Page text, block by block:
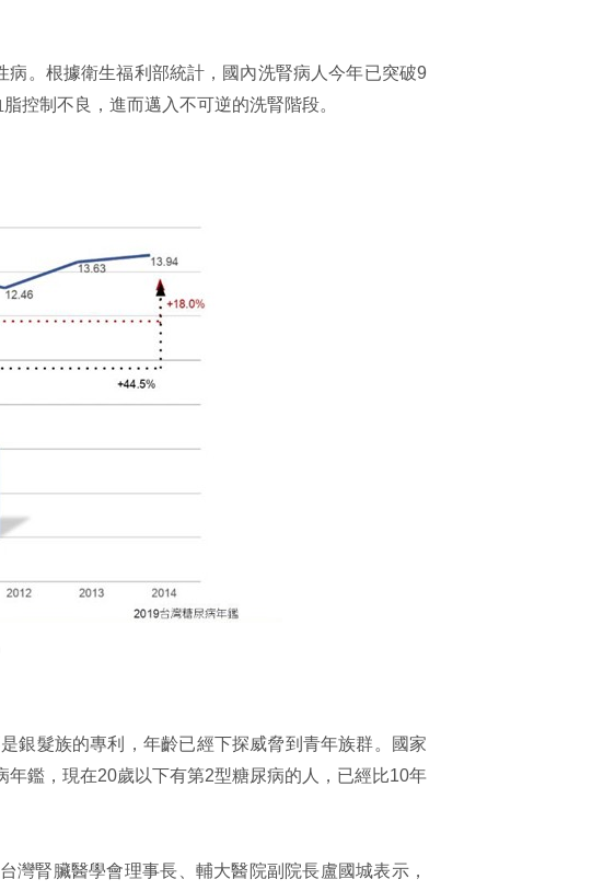
。根據衛生福利部統計，國內洗腎病人今年已突破9
控制不良，進而邁入不可逆的洗腎階段。
銀髮族的專利，年齡已經下探威脅到青年族群。國家
鑑，現在20歲以下有第2型糖尿病的人，已經比10年
灣腎臟醫學會理事長、輔大醫院副院長盧國城表示，